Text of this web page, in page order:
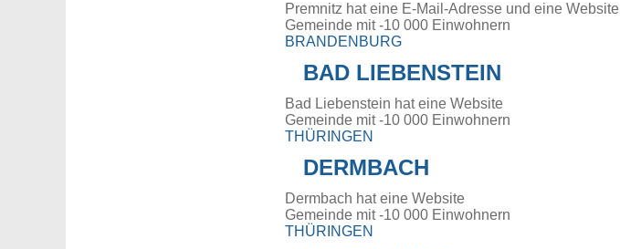
Premnitz hat eine E-Mail-Adresse und eine Website
Gemeinde mit -10 000 Einwohnern
BRANDENBURG
BAD LIEBENSTEIN
Bad Liebenstein hat eine Website
Gemeinde mit -10 000 Einwohnern
THÜRINGEN
DERMBACH
Dermbach hat eine Website
Gemeinde mit -10 000 Einwohnern
THÜRINGEN